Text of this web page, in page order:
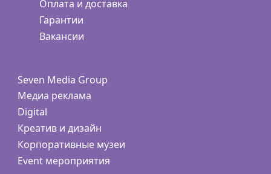
Оплата и доставка
Гарантии
Вакансии
Seven Media Group
Медиа реклама
Digital
Креатив и дизайн
Корпоративные музеи
Event мероприятия